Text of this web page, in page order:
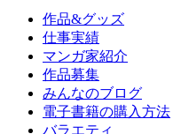
作品&グッズ
仕事実績
マンガ家紹介
作品募集
みんなのブログ
電子書籍の購入方法
バラエティ